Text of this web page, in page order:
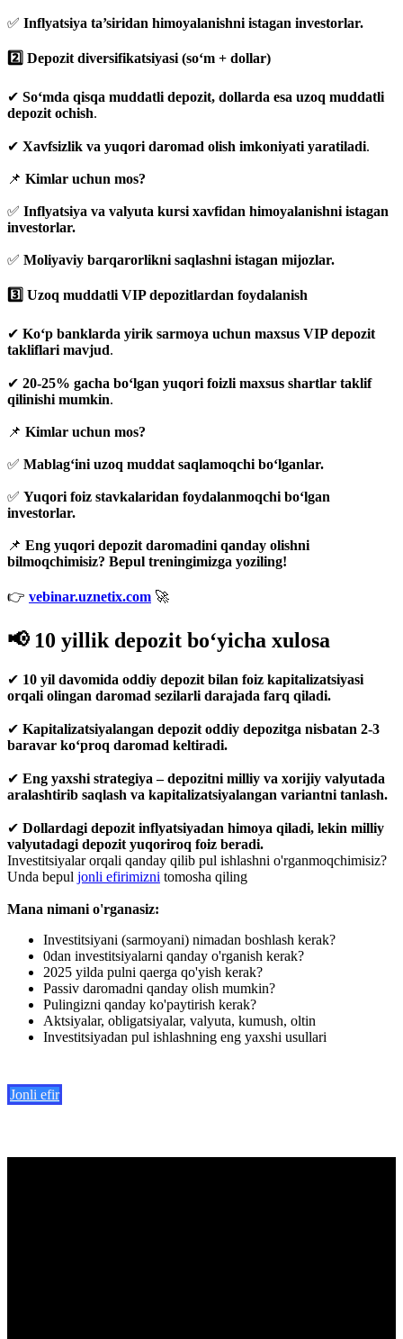
✅ Inflyatsiya ta’siridan himoyalanishni istagan investorlar.
2️⃣ Depozit diversifikatsiyasi (so‘m + dollar)
✔ So‘mda qisqa muddatli depozit, dollarda esa uzoq muddatli
depozit ochish.
✔ Xavfsizlik va yuqori daromad olish imkoniyati yaratiladi.
📌 Kimlar uchun mos?
✅ Inflyatsiya va valyuta kursi xavfidan himoyalanishni istagan
investorlar.
✅ Moliyaviy barqarorlikni saqlashni istagan mijozlar.
3️⃣ Uzoq muddatli VIP depozitlardan foydalanish
✔ Ko‘p banklarda yirik sarmoya uchun maxsus VIP depozit
takliflari mavjud.
✔ 20-25% gacha bo‘lgan yuqori foizli maxsus shartlar taklif
qilinishi mumkin.
📌 Kimlar uchun mos?
✅ Mablag‘ini uzoq muddat saqlamoqchi bo‘lganlar.
✅ Yuqori foiz stavkalaridan foydalanmoqchi bo‘lgan
investorlar.
📌 Eng yuqori depozit daromadini qanday olishni
bilmoqchimisiz? Bepul treningimizga yoziling!
👉 vebinar.uznetix.com 🚀
📢 10 yillik depozit bo‘yicha xulosa
✔ 10 yil davomida oddiy depozit bilan foiz kapitalizatsiyasi
orqali olingan daromad sezilarli darajada farq qiladi.
✔ Kapitalizatsiyalangan depozit oddiy depozitga nisbatan 2-3
baravar ko‘proq daromad keltiradi.
✔ Eng yaxshi strategiya – depozitni milliy va xorijiy valyutada
aralashtirib saqlash va kapitalizatsiyalangan variantni tanlash.
✔ Dollardagi depozit inflyatsiyadan himoya qiladi, lekin milliy
valyutadagi depozit yuqoriroq foiz beradi.
Investitsiyalar orqali qanday qilib pul ishlashni o'rganmoqchimisiz?
Unda bepul jonli efirimizni tomosha qiling
Mana nimani o'rganasiz:
Investitsiyani (sarmoyani) nimadan boshlash kerak?
0dan investitsiyalarni qanday o'rganish kerak?
2025 yilda pulni qaerga qo'yish kerak?
Passiv daromadni qanday olish mumkin?
Pulingizni qanday ko'paytirish kerak?
Aktsiyalar, obligatsiyalar, valyuta, kumush, oltin
Investitsiyadan pul ishlashning eng yaxshi usullari
Jonli efir